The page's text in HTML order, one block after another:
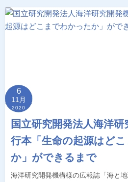
6
11月
2020
国立研究開発法人海洋
行本「生命の起源はど
か」ができるまで
海洋研究開発機構様の広報誌「海と